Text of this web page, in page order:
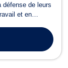
défense de leurs
et en
qu'en